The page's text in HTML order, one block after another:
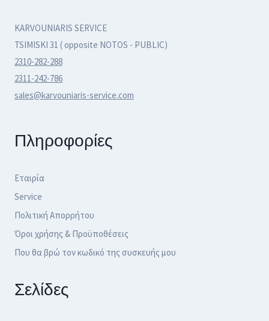
KARVOUNIARIS SERVICE
TSIMISKI 31 ( opposite NOTOS - PUBLIC)
2310-282-288
2311-242-786
sales@karvouniaris-service.com
Πληροφορίες
Εταιρία
Service
Πολιτική Απορρήτου
Όροι χρήσης & Προϋποθέσεις
Που θα βρώ τον κωδικό της συσκευής μου
Σελίδες